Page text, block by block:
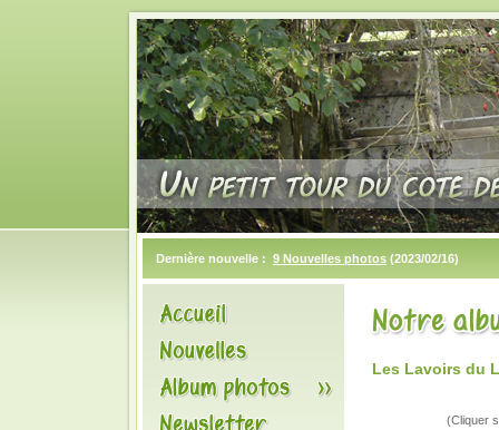
Dernière nouvelle : 9 Nouvelles photos (2023/02/16)
Les Lavoirs du
(Cliquer